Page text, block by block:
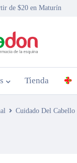
de $20 en Maturín
Tienda
Cuidado Del Cabello